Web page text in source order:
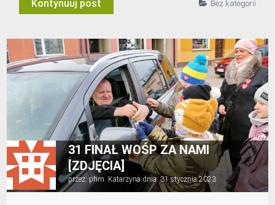
Kontynuuj post Bez kategorii
31 FINAŁ WOŚP ZA NAMI
[ZDJĘCIA]
przez: phm. Katarzyna dnia:31 stycznia 2023